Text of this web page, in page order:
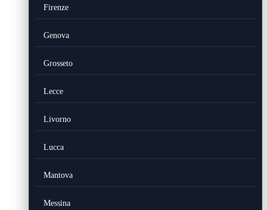
Firenze
Genova
Grosseto
Lecce
Livorno
Lucca
Mantova
Messina